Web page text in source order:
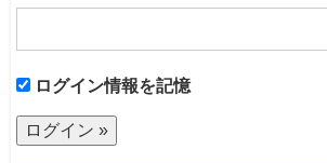
ログイン情報を記憶